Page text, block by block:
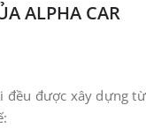
ALPHA CAR
đều được xây dựng từ